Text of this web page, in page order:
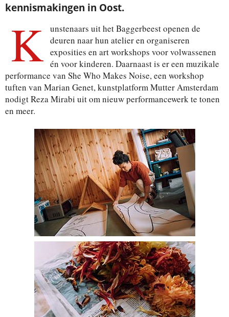
kennismakingen in Oost.
K unstenaars uit het Baggerbeest openen de
deuren naar hun atelier en organiseren
exposities en art workshops voor volwassenen
én voor kinderen. Daarnaast is er een muzikale
performance van She Who Makes Noise, een workshop
tuften van Marian Genet, kunstplatform Mutter Amsterdam
nodigt Reza Mirabi uit om nieuw performancewerk te tonen
en meer.